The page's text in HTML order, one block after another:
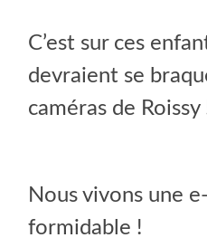
C’est sur ces
devraient se
caméras de Roissy
Nous vivons une
formidable !